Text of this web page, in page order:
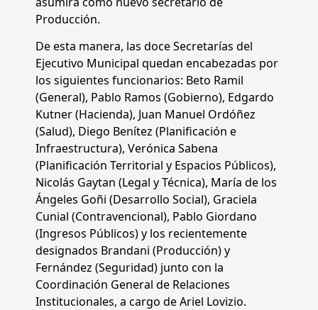
Producción.
De esta manera, las doce Secretarías del
Ejecutivo Municipal quedan encabezadas por
los siguientes funcionarios: Beto Ramil
(General), Pablo Ramos (Gobierno), Edgardo
Kutner (Hacienda), Juan Manuel Ordóñez
(Salud), Diego Benítez (Planificación e
Infraestructura), Verónica Sabena
(Planificación Territorial y Espacios Públicos),
Nicolás Gaytan (Legal y Técnica), María de los
Ángeles Goñi (Desarrollo Social), Graciela
Cunial (Contravencional), Pablo Giordano
(Ingresos Públicos) y los recientemente
designados Brandani (Producción) y
Fernández (Seguridad) junto con la
Coordinación General de Relaciones
Institucionales, a cargo de Ariel Lovizio.